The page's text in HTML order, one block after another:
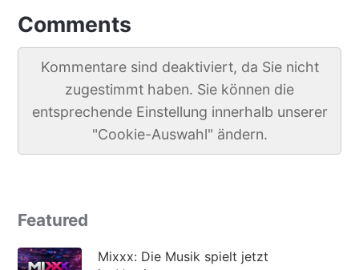
Comments
Kommentare sind deaktiviert, da Sie nicht
zugestimmt haben. Sie können die
entsprechende Einstellung innerhalb unserer
"Cookie-Auswahl" ändern.
Featured
Mixxx: Die Musik spielt jetzt